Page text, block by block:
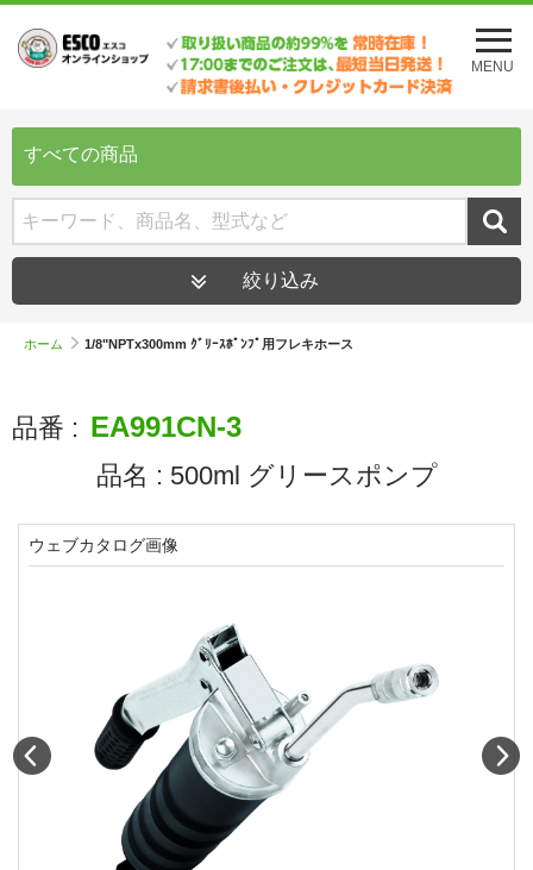
メ
ニ
ュ
を
MENU
すべての商品
絞り込み
ホーム 1/8"NPTx300mm ｸﾞﾘｰｽﾎﾟﾝﾌﾟ用フレキホース
品番 : EA991CN-3
品名 : 500ml グリースポンプ
ウェブカタログ画像